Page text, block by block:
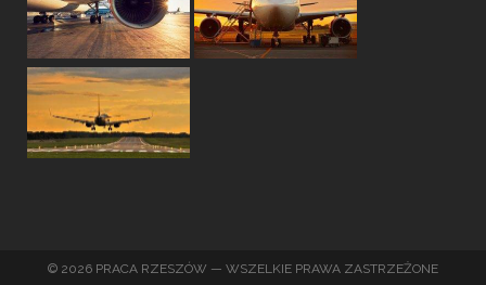
© 2026 PRACA RZESZÓW — WSZELKIE PRAWA ZASTRZEŻONE